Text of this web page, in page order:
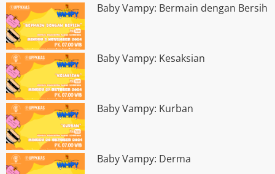
Baby Vampy: Bermain dengan Bersih
Baby Vampy: Kesaksian
Baby Vampy: Kurban
Baby Vampy: Derma